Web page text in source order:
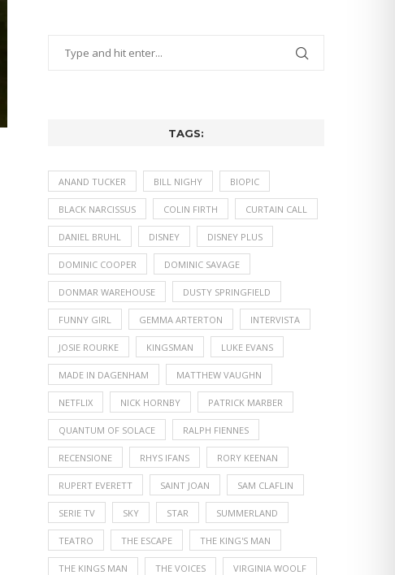
TAGS:
ANAND TUCKER BILL NIGHY BIOPIC
BLACK NARCISSUS COLIN FIRTH CURTAIN CALL
DANIEL BRUHL DISNEY DISNEY PLUS
DOMINIC COOPER DOMINIC SAVAGE
DONMAR WAREHOUSE DUSTY SPRINGFIELD
FUNNY GIRL GEMMA ARTERTON INTERVISTA
JOSIE ROURKE KINGSMAN LUKE EVANS
MADE IN DAGENHAM MATTHEW VAUGHN
NETFLIX NICK HORNBY PATRICK MARBER
QUANTUM OF SOLACE RALPH FIENNES
RECENSIONE RHYS IFANS RORY KEENAN
RUPERT EVERETT SAINT JOAN SAM CLAFLIN
SERIE TV SKY STAR SUMMERLAND
TEATRO THE ESCAPE THE KING'S MAN
THE KINGS MAN THE VOICES VIRGINIA WOOLF